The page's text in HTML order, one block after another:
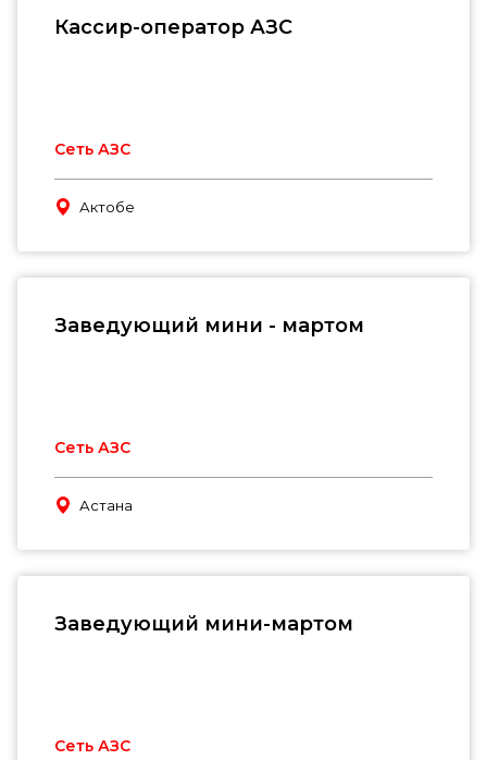
Кассир-оператор АЗС
Сеть АЗС
Актобе
Заведующий мини - мартом
Сеть АЗС
Астана
Заведующий мини-мартом
Сеть АЗС